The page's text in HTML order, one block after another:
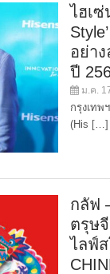
ไฮเซ่
อย่า
ปี
ม.ค.
กรุงเทพ
(His […]
กลัฟ
ตรุษ
ไลฟ์ส